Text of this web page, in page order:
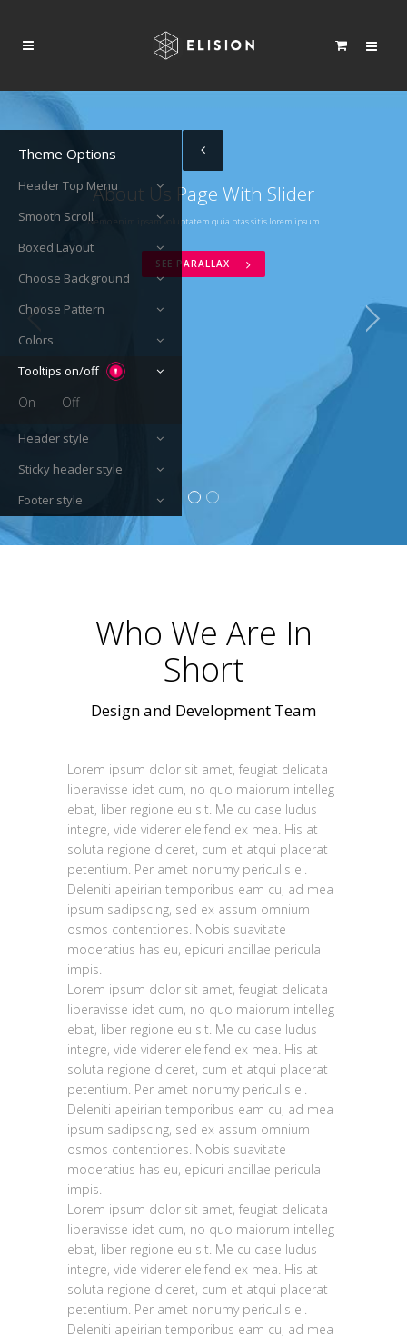
About Us Page With Slider
Nemo enim ipsam voluptatem quia ptas sitis lorem ipsum
SEE PARALLAX
Who We Are In
Short
Design and Development Team
Lorem ipsum dolor sit amet, feugiat delicata
liberavisse idet cum, no quo maiorum intelleg
ebat, liber regione eu sit. Me cu case ludus
integre, vide viderer eleifend ex mea. His at
soluta regione diceret, cum et atqui placerat
petentium. Per amet nonumy periculis ei.
Deleniti apeirian temporibus eam cu, ad mea
ipsum sadipscing, sed ex assum omnium
osmos contentiones. Nobis suavitate
moderatius has eu, epicuri ancillae pericula
impis.
Lorem ipsum dolor sit amet, feugiat delicata
liberavisse idet cum, no quo maiorum intelleg
ebat, liber regione eu sit. Me cu case ludus
integre, vide viderer eleifend ex mea. His at
soluta regione diceret, cum et atqui placerat
petentium. Per amet nonumy periculis ei.
Deleniti apeirian temporibus eam cu, ad mea
ipsum sadipscing, sed ex assum omnium
osmos contentiones. Nobis suavitate
moderatius has eu, epicuri ancillae pericula
impis.
Lorem ipsum dolor sit amet, feugiat delicata
liberavisse idet cum, no quo maiorum intelleg
ebat, liber regione eu sit. Me cu case ludus
integre, vide viderer eleifend ex mea. His at
soluta regione diceret, cum et atqui placerat
petentium. Per amet nonumy periculis ei.
Deleniti apeirian temporibus eam cu, ad mea
0
0
1
2
Theme Options
Header Top Menu
Smooth Scroll
Boxed Layout
Choose Background
Choose Pattern
Colors
Tooltips on/off
On Off
Header style
Sticky header style
Footer style